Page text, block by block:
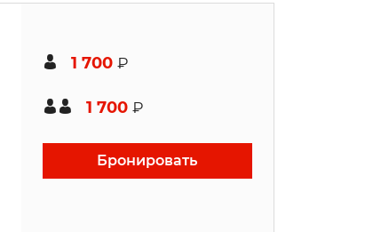
1 700 ₽
1 700 ₽
Бронировать